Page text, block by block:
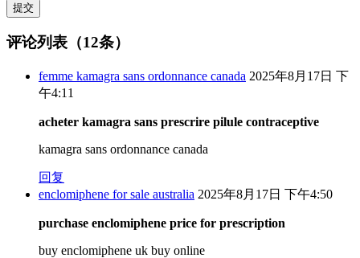
提交
评论列表（12条）
femme kamagra sans ordonnance canada 2025年8月17日 下
午4:11
acheter kamagra sans prescrire pilule contraceptive
kamagra sans ordonnance canada
回复
enclomiphene for sale australia 2025年8月17日 下午4:50
purchase enclomiphene price for prescription
buy enclomiphene uk buy online